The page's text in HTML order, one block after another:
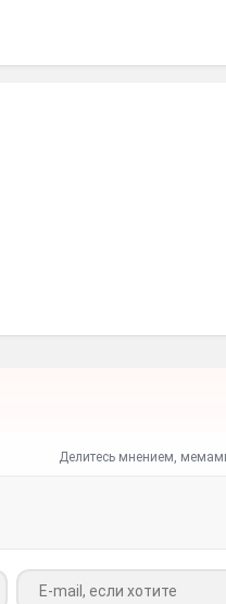
Делитесь мнением,
Ваш e-mail